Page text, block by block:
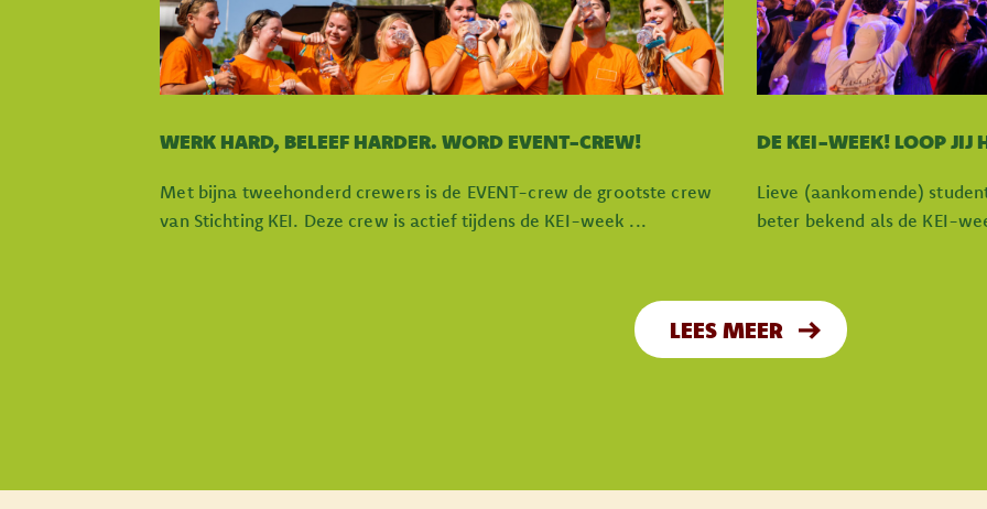
WERK HARD, BELEEF HARDER. WORD EVENT-CREW!
Met bijna tweehonderd crewers is de EVENT-crew de grootste crew
van Stichting KEI. Deze crew is actief tijdens de KEI-week ...
DE KEI-WEEK! LOOP JIJ
Lieve (aankomende)
beter bekend als de KEI-
LEES MEER